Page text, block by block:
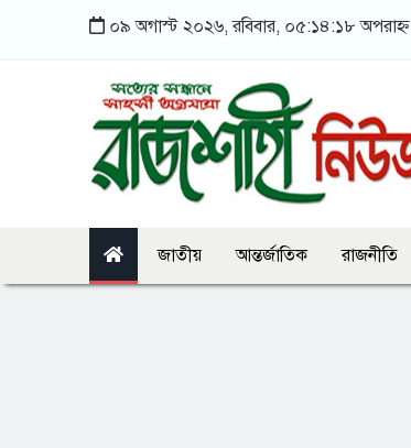
০৯ অগাস্ট ২০২৬, রবিবার, ০৫:১৪:১৮ অপরাহ্ন
জাতীয় আন্তর্জাতিক রাজনীতি